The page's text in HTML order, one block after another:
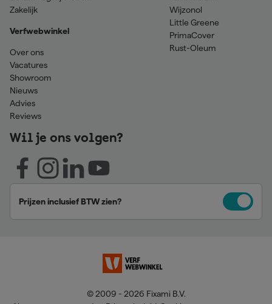
Zakelijk
Verfwebwinkel
Over ons
Vacatures
Showroom
Nieuws
Advies
Reviews
Wijzonol
Little Greene
PrimaCover
Rust-Oleum
Wil je ons volgen?
Prijzen inclusief BTW zien?
© 2009 - 2026 Fixami B.V.